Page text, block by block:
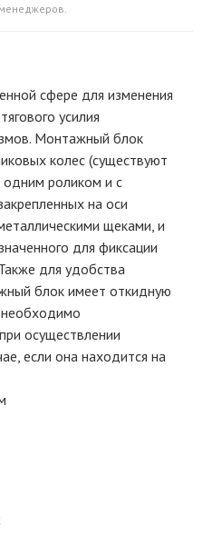
сфере для изменения
усилия
Монтажный блок
колес (существуют
одним роликом и с
на оси
щеками, и
для фиксации
для удобства
блок имеет откидную
осуществлении
если она находится на